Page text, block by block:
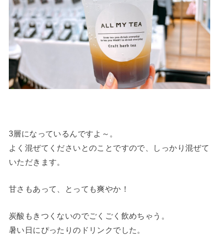
3層になっているんですよ～。
よく混ぜてくださいとのことですので、しっかり混ぜて
いただきます。
甘さもあって、とっても爽やか！
炭酸もきつくないのでごくごく飲めちゃう。
暑い日にぴったりのドリンクでした。